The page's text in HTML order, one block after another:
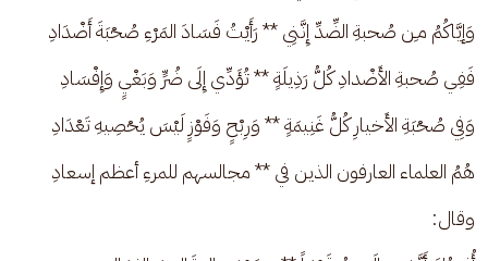
وَإيَّاكُمُ مـِن صُحبةِ الضِّدِّ إِنَّنِي ** رَأَيْتُ فَسَادَ المَرْءِ صُحْبَةَ أَضْدَادِ
فَفِي صُحبةِ الأَضْدادِ كُلُّ رَذِيلَةٍ ** تُؤَدِّي إِلَى ضُرٍّ وَبَغْيٍ وَإِفْسَادِ
وَفِي صُحْبَةِ الأَخيارِ كُلُّ غَنِيمَةٍ ** وَرِبْحٍ وَفَوْزٍ لَيْسَ يُحْصِيهِ تَعْدَادِ
هُمُ العلماء العارفون الذين في ** مجالسهم للمرءِ أعظم إسعادِ
وقال: